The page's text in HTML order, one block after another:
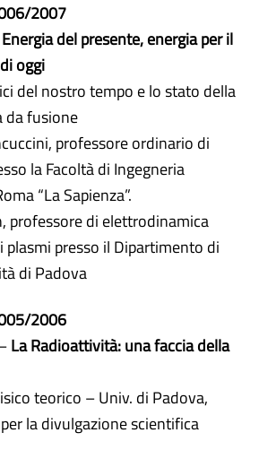
2007
Energia del presente, energia per il
oggi
del nostro tempo e lo stato della
da fusione
professore ordinario di
la Facoltà di Ingegneria
“La Sapienza”.
professore di elettrodinamica
plasmi presso il Dipartimento di
di Padova
2006
La Radioattività: una faccia della
teorico – Univ. di Padova,
la divulgazione scientifica